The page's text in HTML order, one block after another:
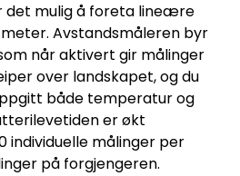
og opphavsbeskyttede bilder fra
et brudd på åndsverksloven og
kreves skriftlig samtykke fra
slikt materiale skal kopieres fra
det mulig å foreta lineære
Avstandsmåleren byr
når aktivert gir målinger
over landskapet, og du
både temperatur og
er økt
individuelle målinger per
på forgjengeren.